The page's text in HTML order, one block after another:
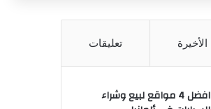
الأخيرة تعليقات
افضل 4 مواقع لبيع وشراء